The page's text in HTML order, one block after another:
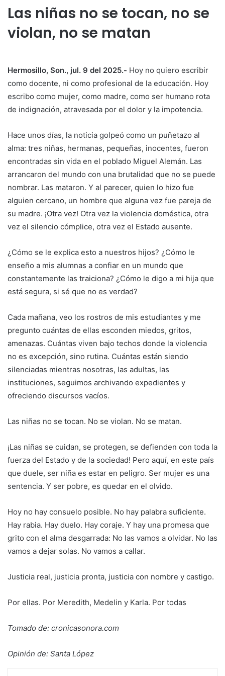
Las niñas no se tocan, no se
violan, no se matan
Hermosillo, Son., jul. 9 del 2025.- Hoy no quiero escribir
como docente, ni como profesional de la educación. Hoy
escribo como mujer, como madre, como ser humano rota
de indignación, atravesada por el dolor y la impotencia.
Hace unos días, la noticia golpeó como un puñetazo al
alma: tres niñas, hermanas, pequeñas, inocentes, fueron
encontradas sin vida en el poblado Miguel Alemán. Las
arrancaron del mundo con una brutalidad que no se puede
nombrar. Las mataron. Y al parecer, quien lo hizo fue
alguien cercano, un hombre que alguna vez fue pareja de
su madre. ¡Otra vez! Otra vez la violencia doméstica, otra
vez el silencio cómplice, otra vez el Estado ausente.
¿Cómo se le explica esto a nuestros hijos? ¿Cómo le
enseño a mis alumnas a confiar en un mundo que
constantemente las traiciona? ¿Cómo le digo a mi hija que
está segura, si sé que no es verdad?
Cada mañana, veo los rostros de mis estudiantes y me
pregunto cuántas de ellas esconden miedos, gritos,
amenazas. Cuántas viven bajo techos donde la violencia
no es excepción, sino rutina. Cuántas están siendo
silenciadas mientras nosotras, las adultas, las
instituciones, seguimos archivando expedientes y
ofreciendo discursos vacíos.
Las niñas no se tocan. No se violan. No se matan.
¡Las niñas se cuidan, se protegen, se defienden con toda la
fuerza del Estado y de la sociedad! Pero aquí, en este país
que duele, ser niña es estar en peligro. Ser mujer es una
sentencia. Y ser pobre, es quedar en el olvido.
Hoy no hay consuelo posible. No hay palabra suficiente.
Hay rabia. Hay duelo. Hay coraje. Y hay una promesa que
grito con el alma desgarrada: No las vamos a olvidar. No las
vamos a dejar solas. No vamos a callar.
Justicia real, justicia pronta, justicia con nombre y castigo.
Por ellas. Por Meredith, Medelin y Karla. Por todas
Tomado de: cronicasonora.com
Opinión de: Santa López